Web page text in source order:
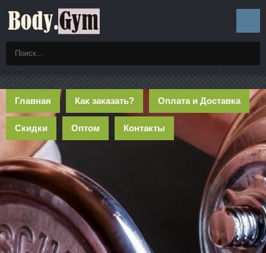
Главная Как заказать? Оплата и Доставка
Скидки Оптом Контакты